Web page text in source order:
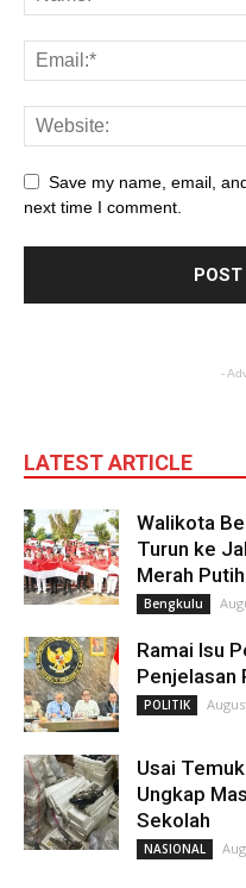
Save my name, email,
next time I comment.
-
LATEST ARTICLE
Walikota
Turun ke
Merah Putih
Bengkulu
Ramai Isu
Penjelasan
POLITIK
Usai
Ungkap
Sekolah
NASIONAL